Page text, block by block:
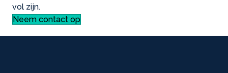
vol zijn.
Neem contact op